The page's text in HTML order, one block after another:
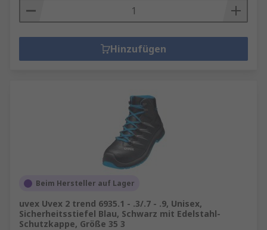
Hinzufügen
Beim Hersteller auf Lager
uvex Uvex 2 trend 6935.1 - .3/.7 - .9, Unisex,
Sicherheitsstiefel Blau, Schwarz mit Edelstahl-
Schutzkappe, Größe 35 3